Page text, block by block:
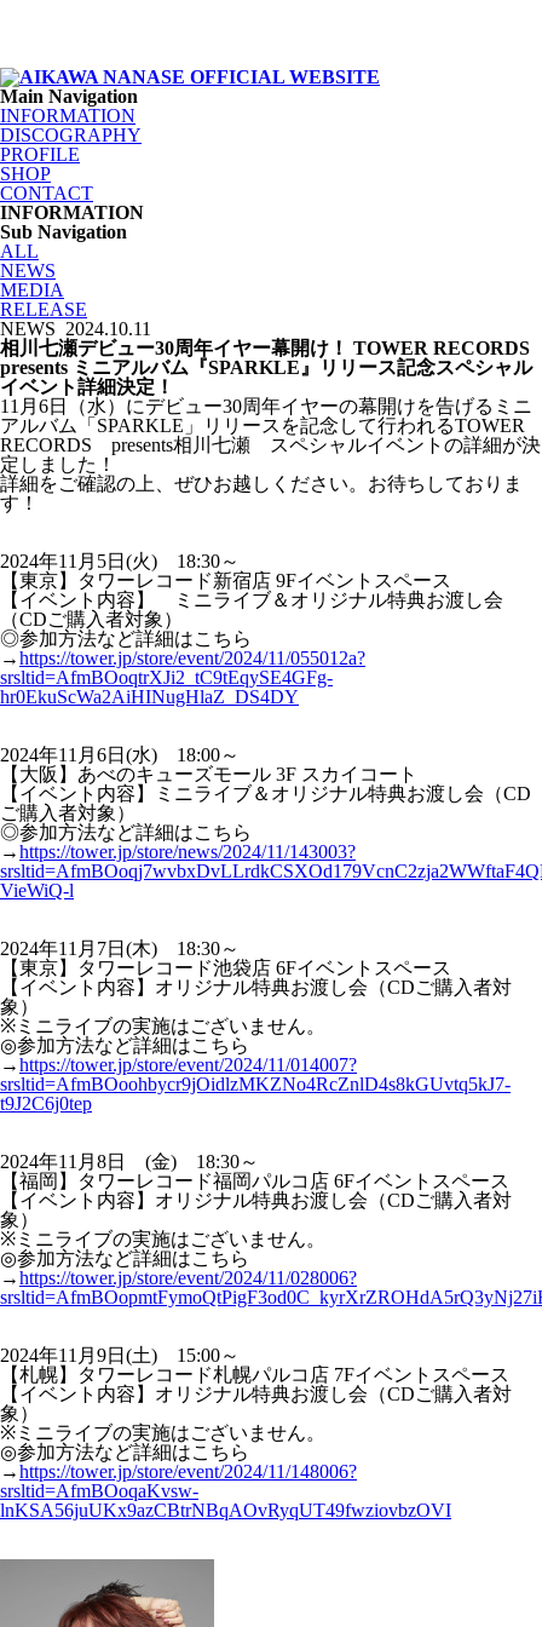
Main Navigation
INFORMATION
DISCOGRAPHY
PROFILE
SHOP
CONTACT
INFORMATION
Sub Navigation
ALL
NEWS
MEDIA
RELEASE
NEWS 2024.10.11
相川七瀬デビュー30周年イヤー幕開け！ TOWER RECORDS
presents ミニアルバム『SPARKLE』リリース記念スペシャル
イベント詳細決定！
11月6日（水）にデビュー30周年イヤーの幕開けを告げるミニ
アルバム「SPARKLE」リリースを記念して行われるTOWER
RECORDS presents相川七瀬 スペシャルイベントの詳細が決
定しました！
詳細をご確認の上、ぜひお越しください。お待ちしておりま
す！
2024年11月5日(火) 18:30～
【東京】タワーレコード新宿店 9Fイベントスペース
【イベント内容】 ミニライブ＆オリジナル特典お渡し会
（CDご購入者対象）
◎参加方法など詳細はこちら
→https://tower.jp/store/event/2024/11/055012a?
srsltid=AfmBOoqtrXJi2_tC9tEqySE4GFg-
hr0EkuScWa2AiHINugHlaZ_DS4DY
2024年11月6日(水) 18:00～
【大阪】あべのキューズモール 3F スカイコート
【イベント内容】ミニライブ＆オリジナル特典お渡し会（CD
ご購入者対象）
◎参加方法など詳細はこちら
→https://tower.jp/store/news/2024/11/143003?
VieWiQ-l
2024年11月7日(木) 18:30～
【東京】タワーレコード池袋店 6Fイベントスペース
【イベント内容】オリジナル特典お渡し会（CDご購入者対
象）
※ミニライブの実施はございません。
◎参加方法など詳細はこちら
→https://tower.jp/store/event/2024/11/014007?
srsltid=AfmBOoohbycr9jOidlzMKZNo4RcZnlD4s8kGUvtq5kJ7-
t9J2C6j0tep
2024年11月8日 (金) 18:30～
【福岡】タワーレコード福岡パルコ店 6Fイベントスペース
【イベント内容】オリジナル特典お渡し会（CDご購入者対
象）
※ミニライブの実施はございません。
◎参加方法など詳細はこちら
→https://tower.jp/store/event/2024/11/028006?
2024年11月9日(土) 15:00～
【札幌】タワーレコード札幌パルコ店 7Fイベントスペース
【イベント内容】オリジナル特典お渡し会（CDご購入者対
象）
※ミニライブの実施はございません。
◎参加方法など詳細はこちら
→https://tower.jp/store/event/2024/11/148006?
srsltid=AfmBOoqaKvsw-
lnKSA56juUKx9azCBtrNBqAOvRyqUT49fwziovbzOVI